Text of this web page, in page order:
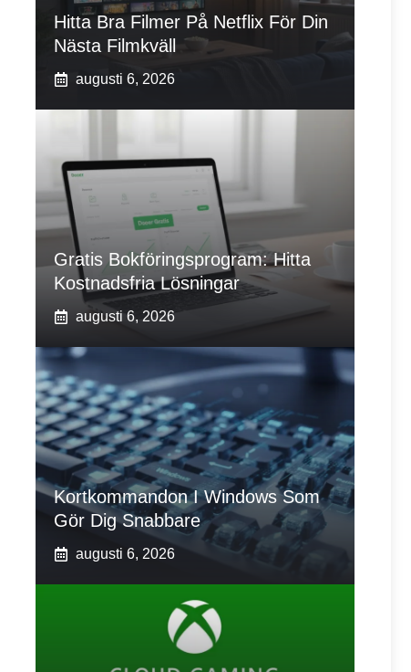
Hitta Bra Filmer På Netflix För Din
Nästa Filmkväll
augusti 6, 2026
Gratis Bokföringsprogram: Hitta
Kostnadsfria Lösningar
augusti 6, 2026
Kortkommandon I Windows Som
Gör Dig Snabbare
augusti 6, 2026